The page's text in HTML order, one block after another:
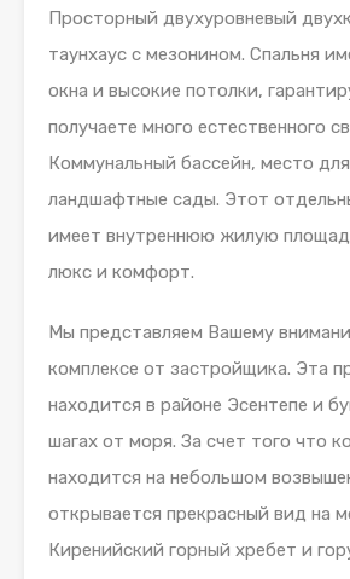
Просторный двухуровневый
таунхаус с мезонином. Спальня
окна и высокие потолки,
получаете много естественного
Коммунальный бассейн, место
ландшафтные сады. Этот
имеет внутреннюю жилую
люкс и комфорт.
Мы представляем Вашему
комплексе от застройщика. Эта
находится в районе Эсентепе и
шагах от моря. За счет того что
находится на небольшом
открывается прекрасный вид на
Киренийский горный хребет и